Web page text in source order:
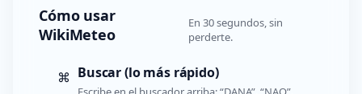
Cómo usar
WikiMeteo
En 30 segundos, sin
perderte.
⌘ Buscar (lo más rápido)